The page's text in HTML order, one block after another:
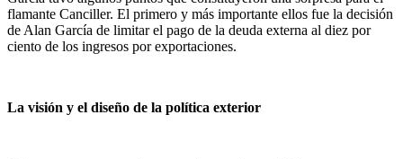
flamante Canciller. El primero y más importante ellos fue la decisión
de Alan García de limitar el pago de la deuda externa al diez por
ciento de los ingresos por exportaciones.
La visión y el diseño de la política exterior